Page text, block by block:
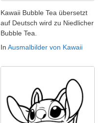
Kawaii Bubble Tea übersetzt
auf Deutsch wird zu Niedlicher
Bubble Tea.
In Ausmalbilder von Kawaii